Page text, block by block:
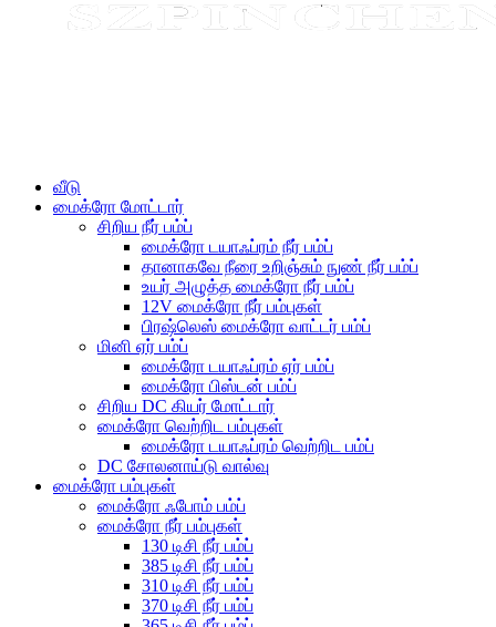
வீடு
மைக்ரோ மோட்டார்
சிறிய நீர் பம்ப்
மைக்ரோ டயாஃப்ரம் நீர் பம்ப்
தானாகவே நீரை உறிஞ்சும் நுண் நீர் பம்ப்
உயர் அழுத்த மைக்ரோ நீர் பம்ப்
12V மைக்ரோ நீர் பம்புகள்
பிரஷ்லெஸ் மைக்ரோ வாட்டர் பம்ப்
மினி ஏர் பம்ப்
மைக்ரோ டயாஃப்ரம் ஏர் பம்ப்
மைக்ரோ பிஸ்டன் பம்ப்
சிறிய DC கியர் மோட்டார்
மைக்ரோ வெற்றிட பம்புகள்
மைக்ரோ டயாஃப்ரம் வெற்றிட பம்ப்
DC சோலனாய்டு வால்வு
மைக்ரோ பம்புகள்
மைக்ரோ ஃபோம் பம்ப்
மைக்ரோ நீர் பம்புகள்
130 டிசி நீர் பம்ப்
385 டிசி நீர் பம்ப்
310 டிசி நீர் பம்ப்
370 டிசி நீர் பம்ப்